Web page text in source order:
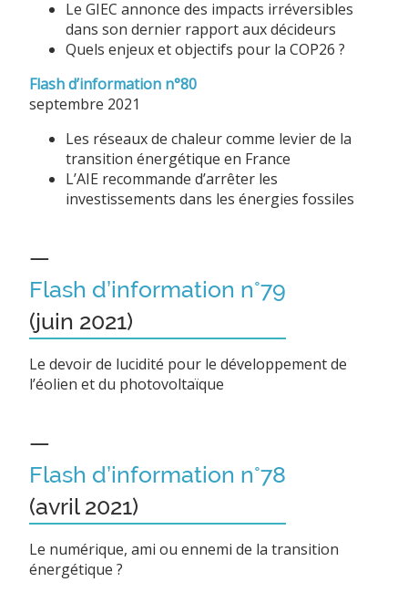
Le GIEC annonce des impacts irréversibles
dans son dernier rapport aux décideurs
Quels enjeux et objectifs pour la COP26 ?
Flash d’information n°80
septembre 2021
Les réseaux de chaleur comme levier de la
transition énergétique en France
L’AIE recommande d’arrêter les
investissements dans les énergies fossiles
—
Flash d’information n°79
(juin 2021)
Le devoir de lucidité pour le développement de
l’éolien et du photovoltaïque
—
Flash d’information n°78
(avril 2021)
Le numérique, ami ou ennemi de la transition
énergétique ?